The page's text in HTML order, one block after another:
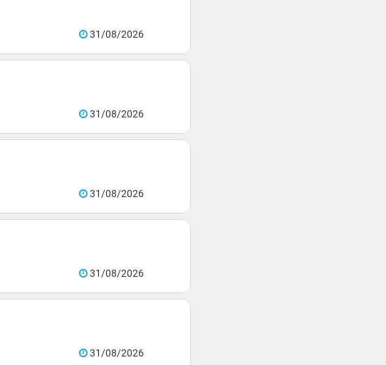
31/08/2026
31/08/2026
31/08/2026
31/08/2026
31/08/2026